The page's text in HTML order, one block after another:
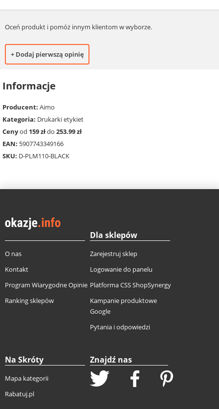
Oceń produkt i pomóż innym klientom w wyborze.
+ Dodaj pierwszą opinię
Informacje
Producent: Aimo
Kategoria: Drukarki etykiet
Cenyod 159 złdo 253.99 zł
EAN: 5907743349166
SKU: D-PLM110-BLACK
O nas
Kontakt
Program Wiarygodne Opinie
Ranking sklepów
Dla sklepów
Zarejestruj sklep
Logowanie do panelu
Platforma CSS ShopSynergy
Kampanie produktowe
Google
Pytania i odpowiedzi
Na Skróty
Mapa kategorii
Rabatuj.pl
Znajdź nas